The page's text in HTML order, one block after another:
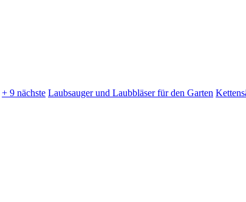
+ 9 nächste Laubsauger und Laubbläser für den Garten